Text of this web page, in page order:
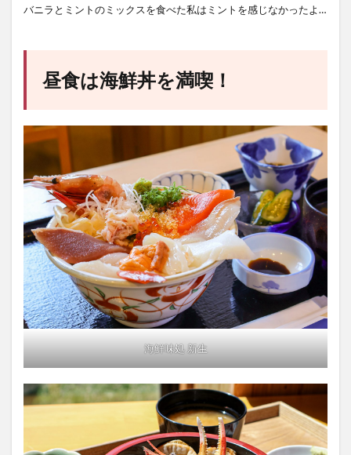
バニラとミントのミックスを食べた私はミントを感じなかったよ…
昼食は海鮮丼を満喫！
海鮮味処 新生